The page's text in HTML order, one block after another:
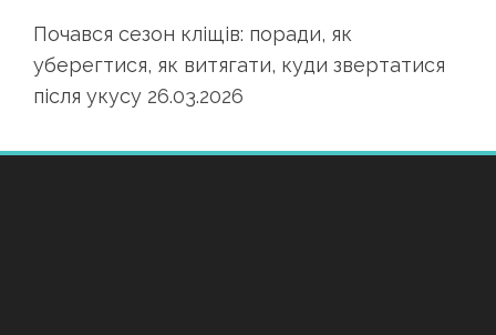
Почався сезон кліщів: поради, як
уберегтися, як витягати, куди звертатися
після укусу 26.03.2026